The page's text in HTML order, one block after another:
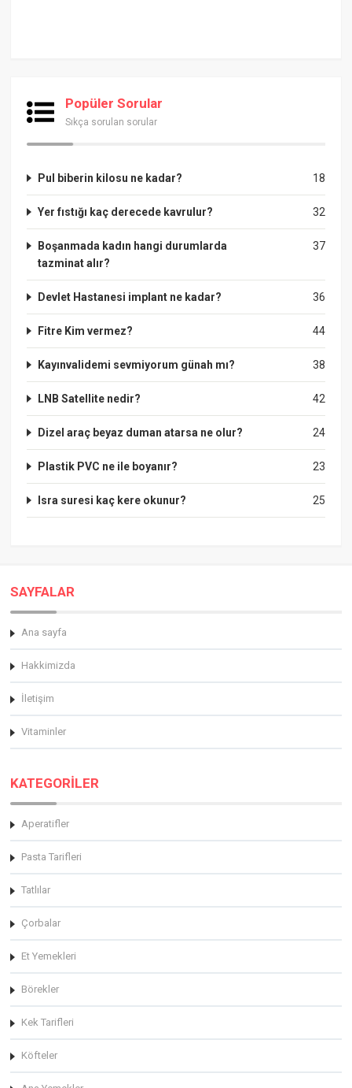
Popüler Sorular
Sıkça sorulan sorular
18
Pul biberin kilosu ne kadar?
32
Yer fıstığı kaç derecede kavrulur?
37
Boşanmada kadın hangi durumlarda
tazminat alır?
36
Devlet Hastanesi implant ne kadar?
44
Fitre Kim vermez?
38
Kayınvalidemi sevmiyorum günah mı?
42
LNB Satellite nedir?
24
Dizel araç beyaz duman atarsa ne olur?
23
Plastik PVC ne ile boyanır?
25
Isra suresi kaç kere okunur?
SAYFALAR
Ana sayfa
Hakkimizda
İletişim
Vitaminler
KATEGORİLER
Aperatifler
Pasta Tarifleri
Tatlılar
Çorbalar
Et Yemekleri
Börekler
Kek Tarifleri
Köfteler